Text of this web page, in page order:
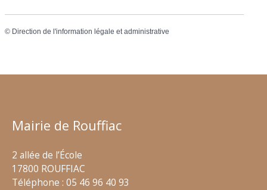
© Direction de l'information légale et administrative
Mairie de Rouffiac
2 allée de l’École
17800 ROUFFIAC
Téléphone : 05 46 96 40 93